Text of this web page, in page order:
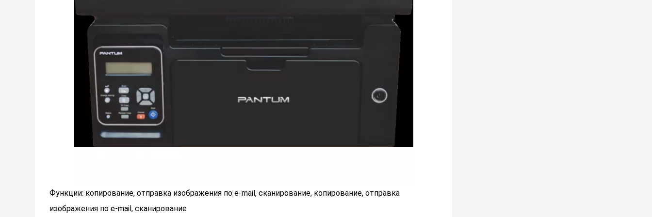
Функции: копирование, отправка изображения по e-mail, сканирование, копирование, отправка
изображения по e-mail, сканирование